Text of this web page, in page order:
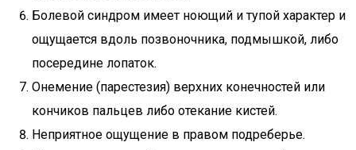
Болевой синдром имеет ноющий и тупой характер и
ощущается вдоль позвоночника, подмышкой, либо
посередине лопаток.
Онемение (парестезия) верхних конечностей или
кончиков пальцев либо отекание кистей.
Неприятное ощущение в правом подреберье.